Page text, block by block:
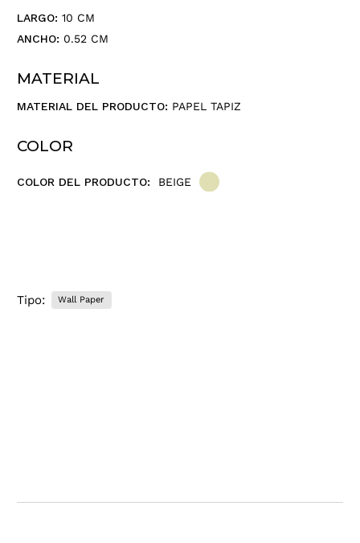
LARGO: 10 CM
ANCHO: 0.52 CM
MATERIAL
MATERIAL DEL PRODUCTO: PAPEL TAPIZ
COLOR
COLOR DEL PRODUCTO: BEIGE
Tipo: Wall Paper